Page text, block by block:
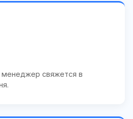
свяжется в